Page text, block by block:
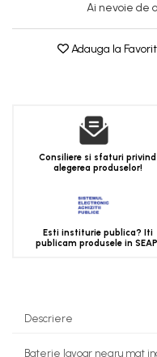
Ai nevoie de
Adauga la
Consiliere si sfaturi privind
alegerea produselor!
Esti institurie publica? Iti
publicam produsele in
Descriere
Baterie lavoar negru mat